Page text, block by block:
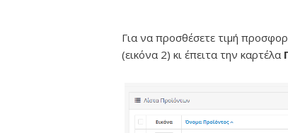
Για να προσθέσετε τιμή
(εικόνα 2) κι έπειτα την καρτέλα